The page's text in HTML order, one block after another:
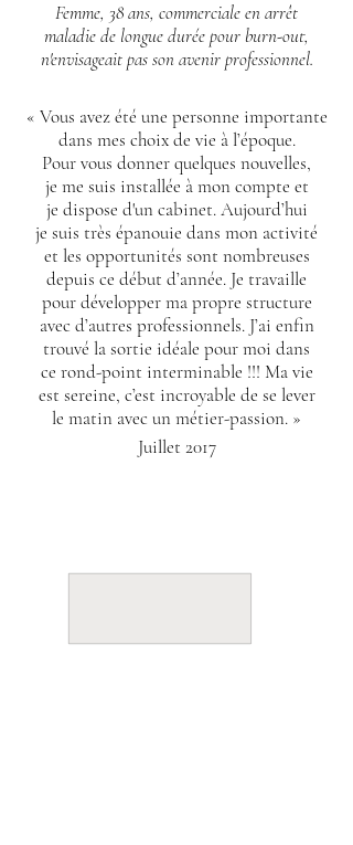
Femme, 38 ans, commerciale en arrêt
maladie de longue durée pour burn-out,
n'envisageait pas son avenir professionnel.
« Vous avez été une personne importante
dans mes choix de vie à l’époque.
Pour vous donner quelques nouvelles,
je me suis installée à mon compte et
je dispose d'un cabinet. Aujourd’hui
je suis très épanouie dans mon activité
et les opportunités sont nombreuses
depuis ce début d’année. Je travaille
pour développer ma propre structure
avec d’autres professionnels. J’ai enfin
trouvé la sortie idéale pour moi dans
ce rond-point interminable !!! Ma vie
est sereine, c’est incroyable de se lever
le matin avec un métier-passion. »
Juillet 2017